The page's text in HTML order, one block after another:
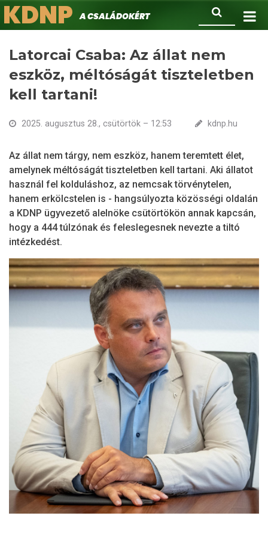
Ugrás
a
Keresés
KDNPA családokért.
Latorcai Csaba: Az állat nem
eszköz, méltóságát tiszteletben
kell tartani!
2025. augusztus 28., csütörtök – 12:53 kdnp.hu
Az állat nem tárgy, nem eszköz, hanem teremtett élet,
amelynek méltóságát tiszteletben kell tartani. Aki állatot
használ fel kolduláshoz, az nemcsak törvénytelen,
hanem erkölcstelen is - hangsúlyozta közösségi oldalán
a KDNP ügyvezető alelnöke csütörtökön annak kapcsán,
hogy a 444 túlzónak és feleslegesnek nevezte a tiltó
intézkedést.